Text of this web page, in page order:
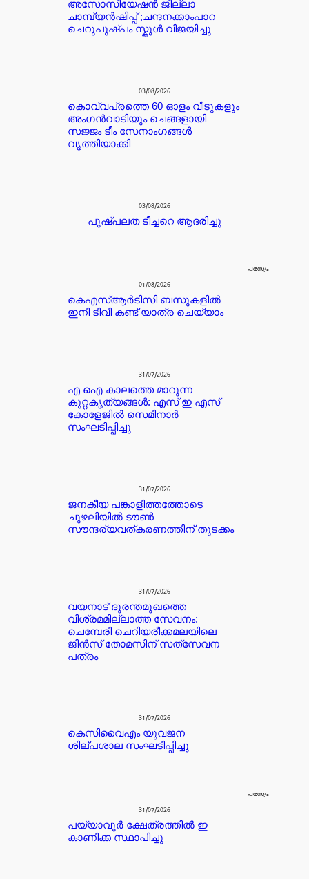
അസോസിയേഷൻ ജില്ലാ
ചാമ്പ്യൻഷിപ്പ് ;ചന്ദനക്കാംപാറ
ചെറുപുഷ്പം സ്കൂൾ വിജയിച്ചു
03/08/2026
കൊവ്വപ്രത്തെ 60 ഓളം വീടുകളും
അംഗൻവാടിയും ചെങ്ങളായി
സജ്ജം ടീം സേനാംഗങ്ങൾ
വൃത്തിയാക്കി
03/08/2026
പുഷ്പലത ടീച്ചറെ ആദരിച്ചു
പരസ്യം
01/08/2026
കെഎസ്ആർടിസി ബസുകളിൽ
ഇനി ടിവി കണ്ട് യാത്ര ചെയ്യാം
31/07/2026
എ ഐ കാലത്തെ മാറുന്ന
കുറ്റകൃത്യങ്ങൾ: എസ് ഇ എസ്
കോളേജിൽ സെമിനാർ
സംഘടിപ്പിച്ചു
31/07/2026
ജനകീയ പങ്കാളിത്തത്തോടെ
ചുഴലിയിൽ ടൗൺ
സൗന്ദര്യവത്കരണത്തിന് തുടക്കം
31/07/2026
വയനാട് ദുരന്തമുഖത്തെ
വിശ്രമമില്ലാത്ത സേവനം:
ചെമ്പേരി ചെറിയരീക്കമലയിലെ
ജിൻസ് തോമസിന് സത്‌സേവന
പത്രം
31/07/2026
കെസിവൈഎം യുവജന
ശില്പശാല സംഘടിപ്പിച്ചു
പരസ്യം
31/07/2026
പയ്യാവൂർ ക്ഷേത്രത്തിൽ ഇ
കാണിക്ക സ്ഥാപിച്ചു